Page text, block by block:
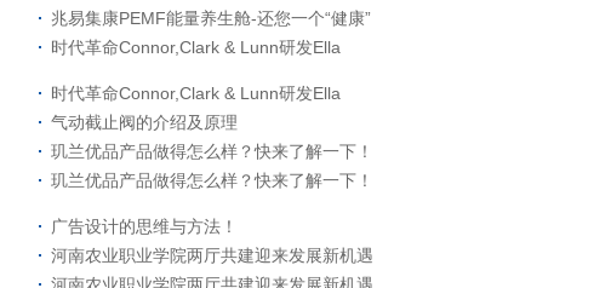
兆易集康PEMF能量养生舱-还您一个“健康”
时代革命Connor,Clark & Lunn研发Ella
时代革命Connor,Clark & Lunn研发Ella
气动截止阀的介绍及原理
玑兰优品产品做得怎么样？快来了解一下！
玑兰优品产品做得怎么样？快来了解一下！
广告设计的思维与方法！
河南农业职业学院两厅共建迎来发展新机遇